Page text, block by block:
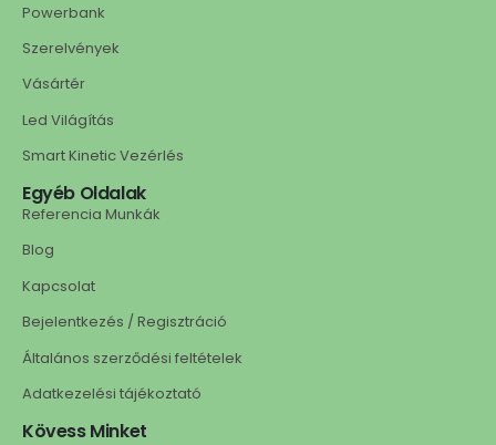
Powerbank
Szerelvények
Vásártér
Led Világítás
Smart Kinetic Vezérlés
Egyéb Oldalak
Referencia Munkák
Blog
Kapcsolat
Bejelentkezés / Regisztráció
Általános szerződési feltételek
Adatkezelési tájékoztató
Kövess Minket